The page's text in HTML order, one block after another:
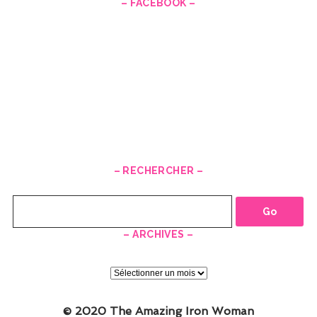
– FACEBOOK –
– RECHERCHER –
– ARCHIVES –
–
ARCHIVES
© 2020 The Amazing Iron Woman